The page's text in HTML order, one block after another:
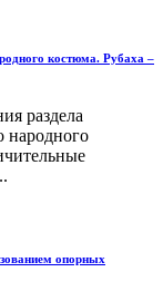
костюма. Рубаха –
раздела
народного
опорных